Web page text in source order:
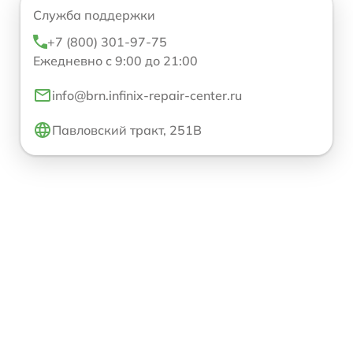
Служба поддержки
+7 (800) 301-97-75
Ежедневно с 9:00 до 21:00
info@brn.infinix-repair-center.ru
Павловский тракт, 251В